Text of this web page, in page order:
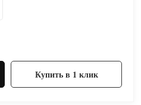
Купить в 1 клик